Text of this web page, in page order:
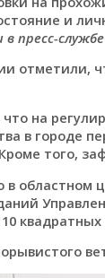
и
в пресс-
отметили,
на
в городе
того,
областном